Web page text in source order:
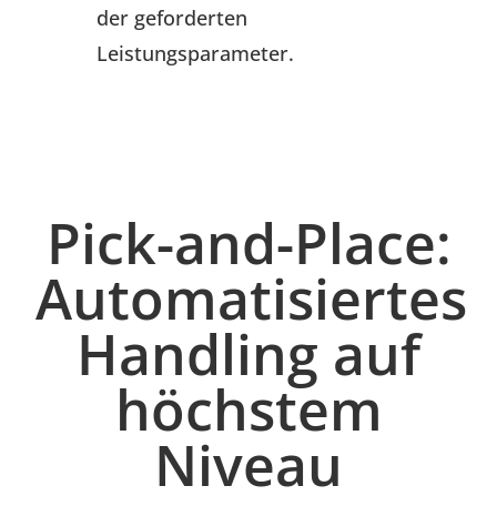
der geforderten
Leistungsparameter.
Pick-and-Place:
Automatisiertes
Handling auf
höchstem
Niveau